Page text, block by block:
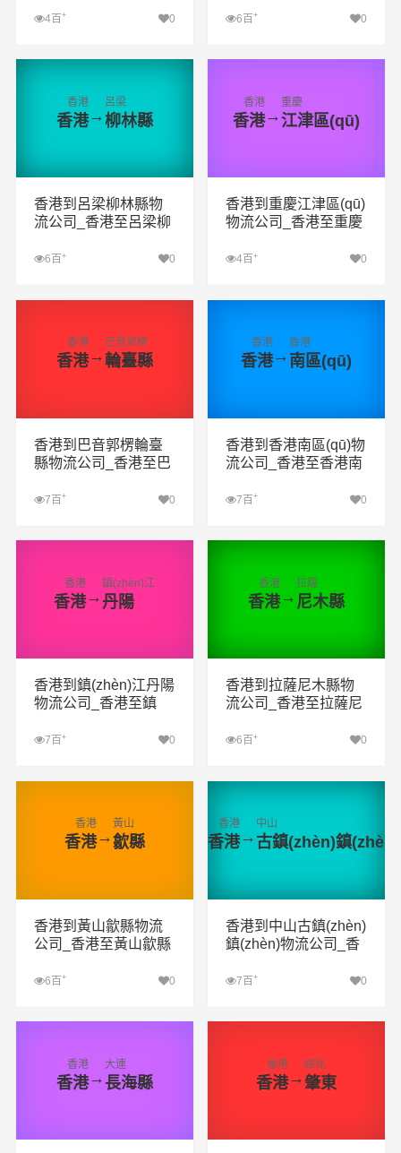
4百 + 0
查看詳細(xì)
區(qū)物流專線
6百+ 0
查看詳細(xì)
香港
香港→
呂梁
柳林縣
香港到呂梁柳林縣物
流公司_香港至呂梁柳
6百 + 0
查看詳細(xì)
香港
香港→
重慶
江津區(qū)
香港到重慶江津區(qū)
物流公司_香港至重慶
4百+ 0
查看詳細(xì)
香港
香港→
巴音郭楞
輪臺縣
香港到巴音郭楞輪臺
縣物流公司_香港至巴
線7百+ 0
查看詳細(xì)
香港
香港→
香港
南區(qū)
香港到香港南區(qū)物
流公司_香港至香港南
7百+ 0
查看詳細(xì)
香港
香港→
鎮(zhèn)江
丹陽
香港到鎮(zhèn)江丹陽
物流公司_香港至鎮
7百 + 0
查看詳細(xì)
香港
香港→
拉薩
尼木縣
香港到拉薩尼木縣物
流公司_香港至拉薩尼
6百+ 0
查看詳細(xì)
香港
香港→
黃山
歙縣
香港到黃山歙縣物流
公司_香港至黃山歙縣
6百+ 0
查看詳細(xì)
香港
香港→
中山
古鎮(zhèn)鎮(zhèn)
香港到中山古鎮(zhèn)
鎮(zhèn)物流公司_香
(zhèn)物流專線
7百+ 0
查看詳細(xì)
香港
香港→
大連
長海縣
香港
香港→
綏化
肇東